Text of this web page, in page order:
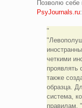
Позволю себе
PsyJournals.ru:
четкими
проявлять
также
образца.
система,
правилам.